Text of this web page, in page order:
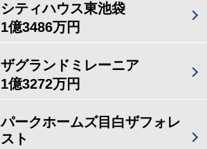
シティハウス東池袋
1億3486万円
ザグランドミレーニア
1億3272万円
パークホームズ目白ザフォレ
スト